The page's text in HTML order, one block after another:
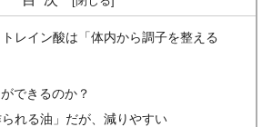
レイン酸は「体内から調子を整える
できるのか？
れる油」だが、減りやすい